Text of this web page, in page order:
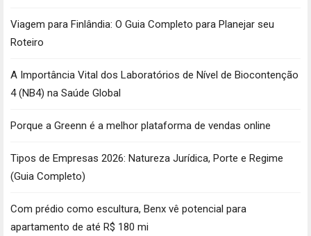
Viagem para Finlândia: O Guia Completo para Planejar seu
Roteiro
A Importância Vital dos Laboratórios de Nível de Biocontenção
4 (NB4) na Saúde Global
Porque a Greenn é a melhor plataforma de vendas online
Tipos de Empresas 2026: Natureza Jurídica, Porte e Regime
(Guia Completo)
Com prédio como escultura, Benx vê potencial para
apartamento de até R$ 180 mi